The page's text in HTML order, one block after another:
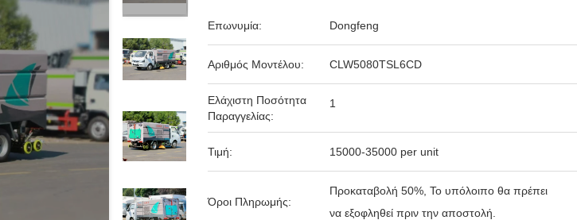
Επωνυμία: Dongfeng
Αριθμός Μοντέλου: CLW5080TSL6CD
Ελάχιστη Ποσότητα
Παραγγελίας:
1
Τιμή: 15000-35000 per unit
Όροι Πληρωμής:
Προκαταβολή 50%, Το υπόλοιπο θα πρέπει
να εξοφληθεί πριν την αποστολή.